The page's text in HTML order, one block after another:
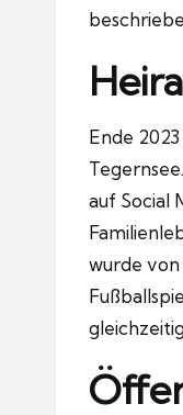
Ende
auf Social
wurde